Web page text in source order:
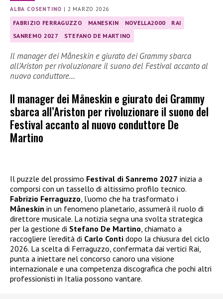
ALBA COSENTINO | 2 MARZO 2026
FABRIZIO FERRAGUZZO MANESKIN NOVELLA2000
RAI
SANREMO 2027
STEFANO DE MARTINO
Il manager dei Måneskin e giurato dei Grammy sbarca
all’Ariston per rivoluzionare il suono del Festival accanto al
nuovo conduttore…
Il manager dei Måneskin e giurato dei Grammy
sbarca all’Ariston per rivoluzionare il suono del
Festival accanto al nuovo conduttore De
Martino
Il puzzle del prossimo Festival di Sanremo 2027 inizia a
comporsi con un tassello di altissimo profilo tecnico.
Fabrizio Ferraguzzo, l’uomo che ha trasformato i
Måneskin in un fenomeno planetario, assumerà il ruolo di
direttore musicale. La notizia segna una svolta strategica
per la gestione di Stefano De Martino, chiamato a
raccogliere l’eredità di Carlo Conti dopo la chiusura del ciclo
2026. La scelta di Ferraguzzo, confermata dai vertici Rai,
punta a iniettare nel concorso canoro una visione
internazionale e una competenza discografica che pochi altri
professionisti in Italia possono vantare.